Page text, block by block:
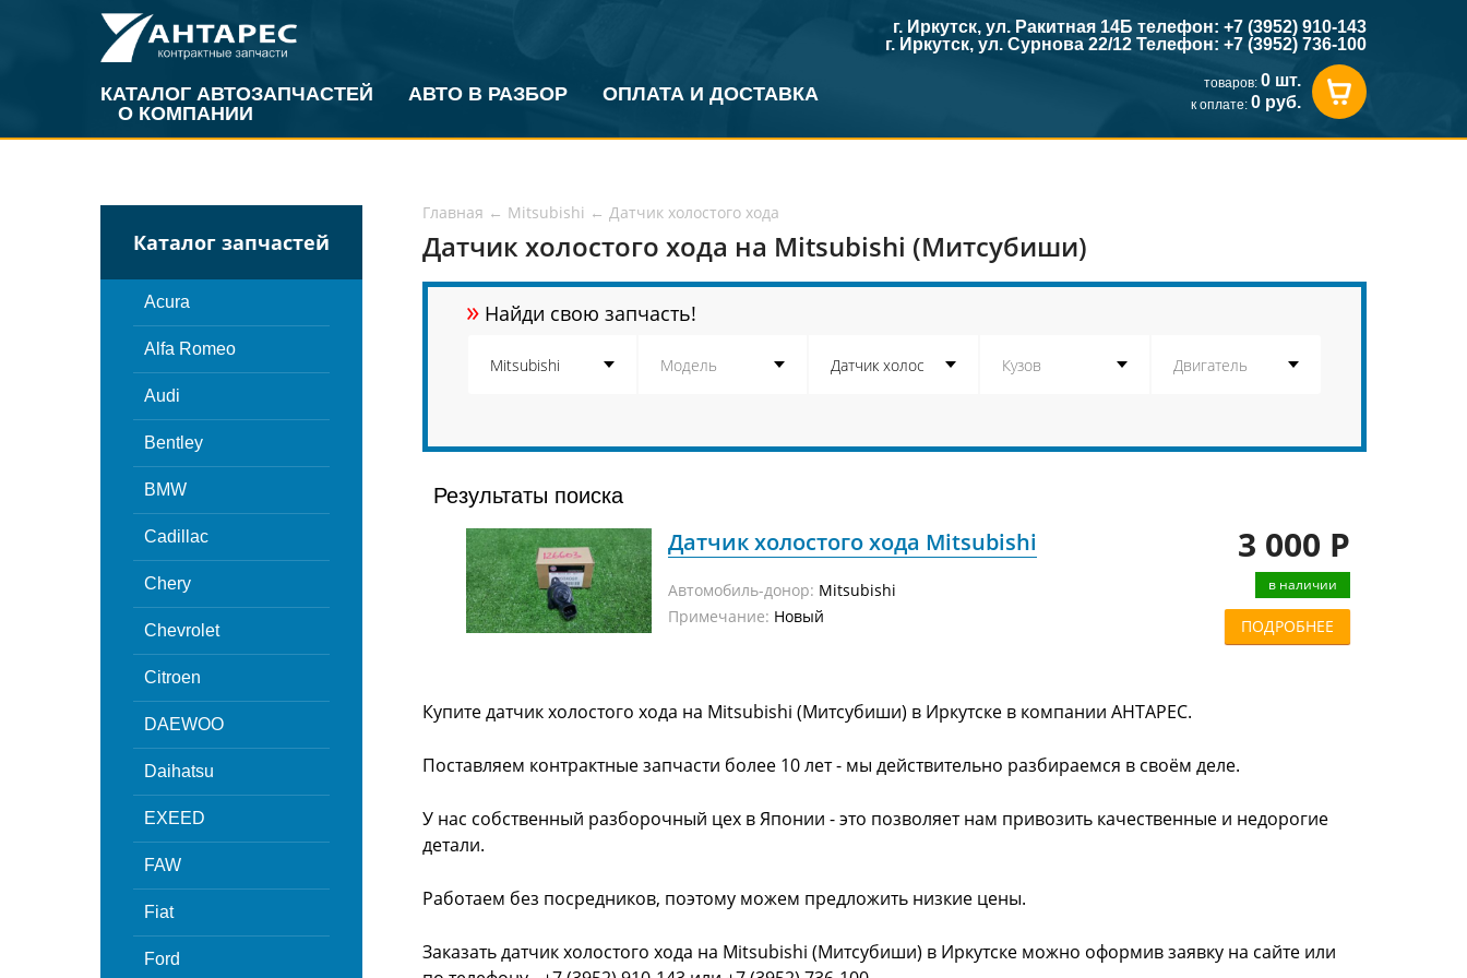
КАТАЛОГ АВТОЗАПЧАСТЕЙ АВТО В РАЗБОР
ОПЛАТА И ДОСТАВКА
О КОМПАНИИ
г. Иркутск, ул. Ракитная 14Б телефон: +7 (3952) 910-143
г. Иркутск, ул. Сурнова 22/12 Телефон: +7 (3952) 736-100
товаров: 0 шт.
к оплате: 0 руб.
Каталог запчастей
Acura
Alfa Romeo
Audi
Bentley
BMW
Cadillac
Chery
Chevrolet
Citroen
DAEWOO
Daihatsu
EXEED
FAW
Fiat
Ford
Главная ← Mitsubishi ← Датчик холостого хода
Датчик холостого хода на Mitsubishi (Митсубиши)
» Найди свою запчасть!
Результаты поиска
Датчик холостого хода Mitsubishi
Автомобиль-донор: Mitsubishi
Примечание: Новый
3 000 Р
в наличии
ПОДРОБНЕЕ
Купите датчик холостого хода на Mitsubishi (Митсубиши) в Иркутске в компании АНТАРЕС.
Поставляем контрактные запчасти более 10 лет - мы действительно разбираемся в своём деле.
У нас собственный разборочный цех в Японии - это позволяет нам привозить качественные и недорогие
детали.
Работаем без посредников, поэтому можем предложить низкие цены.
Заказать датчик холостого хода на Mitsubishi (Митсубиши) в Иркутске можно оформив заявку на сайте или